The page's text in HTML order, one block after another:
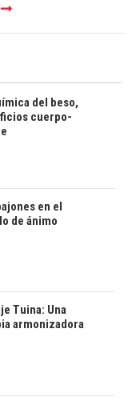
del beso,
cuerpo-
en el
de ánimo
Tuina: Una
armonizadora